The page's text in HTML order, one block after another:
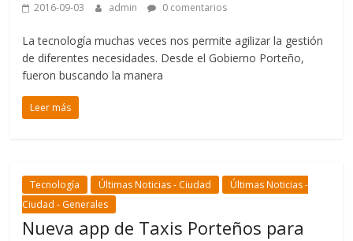
2016-09-03 admin 0 comentarios
La tecnología muchas veces nos permite agilizar la gestión
de diferentes necesidades. Desde el Gobierno Porteño,
fueron buscando la manera
Leer más
Tecnología Últimas Noticias - Ciudad
Últimas Noticias -
Ciudad - Generales
Nueva app de Taxis Porteños para